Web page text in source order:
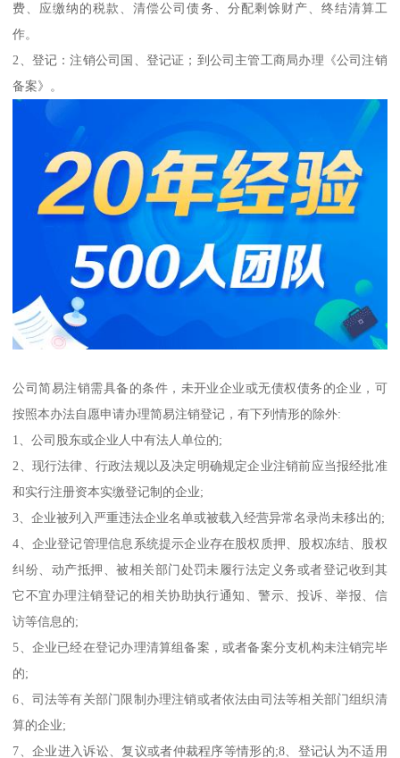
费、应缴纳的税款、清偿公司债务、分配剩馀财产、终结清算工
作。
2、登记：注销公司国、登记证；到公司主管工商局办理《公司注销
备案》。
公司简易注销需具备的条件，未开业企业或无债权债务的企业，可
按照本办法自愿申请办理简易注销登记，有下列情形的除外:
1、公司股东或企业人中有法人单位的;
2、现行法律、行政法规以及决定明确规定企业注销前应当报经批准
和实行注册资本实缴登记制的企业;
3、企业被列入严重违法企业名单或被载入经营异常名录尚未移出的;
4、企业登记管理信息系统提示企业存在股权质押、股权冻结、股权
纠纷、动产抵押、被相关部门处罚未履行法定义务或者登记收到其
它不宜办理注销登记的相关协助执行通知、警示、投诉、举报、信
访等信息的;
5、企业已经在登记办理清算组备案，或者备案分支机构未注销完毕
的;
6、司法等有关部门限制办理注销或者依法由司法等相关部门组织清
算的企业;
7、企业进入诉讼、复议或者仲裁程序等情形的;8、登记认为不适用